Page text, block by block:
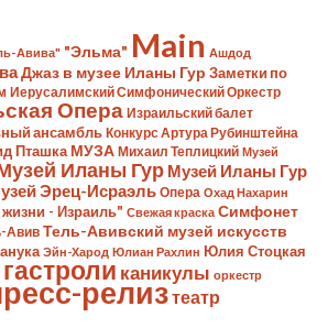
Авива" "Эльма" Main Ашдод
Джаз в музее Иланы Гур Заметки по
Иерусалимский Симфонический Оркестр
Опера Израильский балет
ансамбль Конкурс Артура Рубинштейна
Пташка МУЗА Михаил Теплицкий Музей
Иланы Гур Музей Иланы Гур
Эрец-Исраэль Опера Охад Нахарин
- Израиль" Свежая краска Симфонет
Авив Тель-Авивский музей искусств
Эйн-Харод Юлиан Рахлин Юлия Стоцкая
гастроли каникулы оркестр
релизтеатр